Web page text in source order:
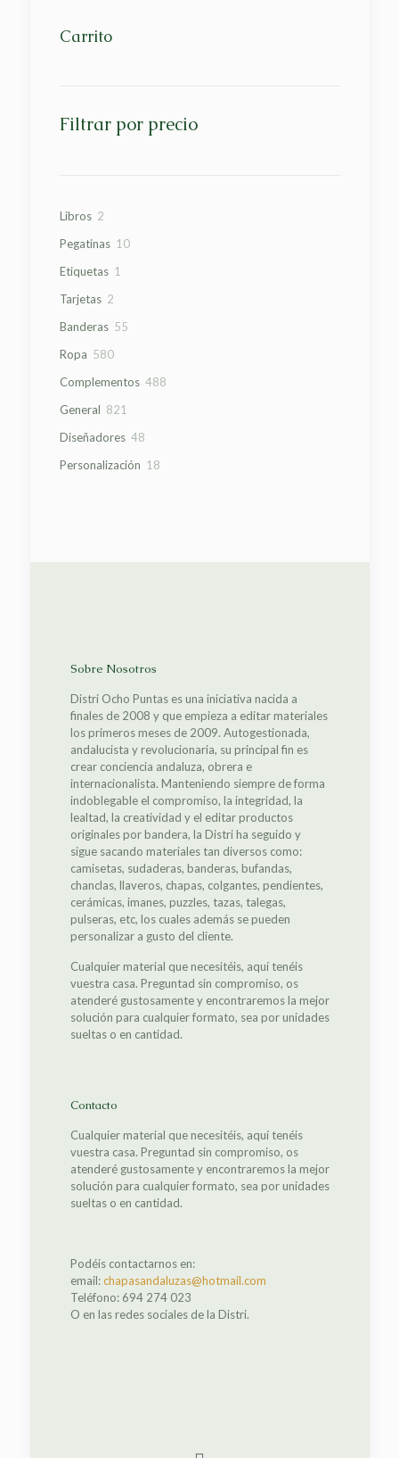
Carrito
Filtrar por precio
Libros 22
Pegatinas 1010
Etiquetas 1
Tarjetas 22
Banderas 5555
Ropa 580580
Complementos 488488
General 821
Diseñadores 4848
Personalización 1818
Sobre Nosotros
Distri Ocho Puntas es una iniciativa nacida a
finales de 2008 y que empieza a editar materiales
los primeros meses de 2009. Autogestionada,
andalucista y revolucionaria, su principal fin es
crear conciencia andaluza, obrera e
internacionalista. Manteniendo siempre de forma
indoblegable el compromiso, la integridad, la
lealtad, la creatividad y el editar productos
originales por bandera, la Distri ha seguido y
sigue sacando materiales tan diversos como:
camisetas, sudaderas, banderas, bufandas,
chanclas, llaveros, chapas, colgantes, pendientes,
cerámicas, imanes, puzzles, tazas, talegas,
pulseras, etc, los cuales además se pueden
personalizar a gusto del cliente.
Cualquier material que necesitéis, aquí tenéis
vuestra casa. Preguntad sin compromiso, os
atenderé gustosamente y encontraremos la mejor
solución para cualquier formato, sea por unidades
sueltas o en cantidad.
Contacto
Cualquier material que necesitéis, aquí tenéis
vuestra casa. Preguntad sin compromiso, os
atenderé gustosamente y encontraremos la mejor
solución para cualquier formato, sea por unidades
sueltas o en cantidad.
Podéis contactarnos en:
email:chapasandaluzas@hotmail.com
Teléfono: 694 274 023
O en las redes sociales de la Distri.